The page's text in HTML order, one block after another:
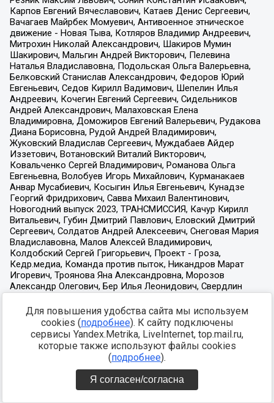
Для повышения удобства сайта мы используем
cookies (подробнее). К сайту подключены
сервисы Yandex.Metrika, LiveInternet, top.mail.ru,
которые также используют файлы cookies
(подробнее).
Я согласен/согласна